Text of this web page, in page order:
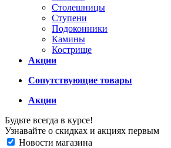
Столешницы
Ступени
Подоконники
Камины
Кострище
Акции
Сопутствующие товары
Акции
Будьте всегда в курсе!
Узнавайте о скидках и акциях первым
Новости магазина